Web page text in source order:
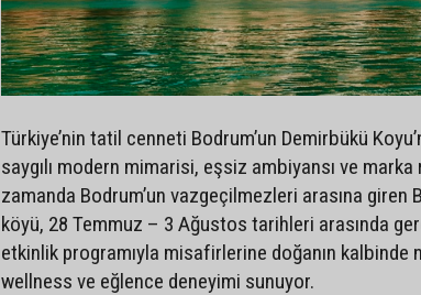
Türkiye’nin tatil cenneti Bodrum’un Demirbükü
saygılı modern mimarisi, eşsiz ambiyansı ve marka
zamanda Bodrum’un vazgeçilmezleri arasına
köyü, 28 Temmuz – 3 Ağustos tarihleri arasında
etkinlik programıyla misafirlerine doğanın kalbinde
wellness ve eğlence deneyimi sunuyor.